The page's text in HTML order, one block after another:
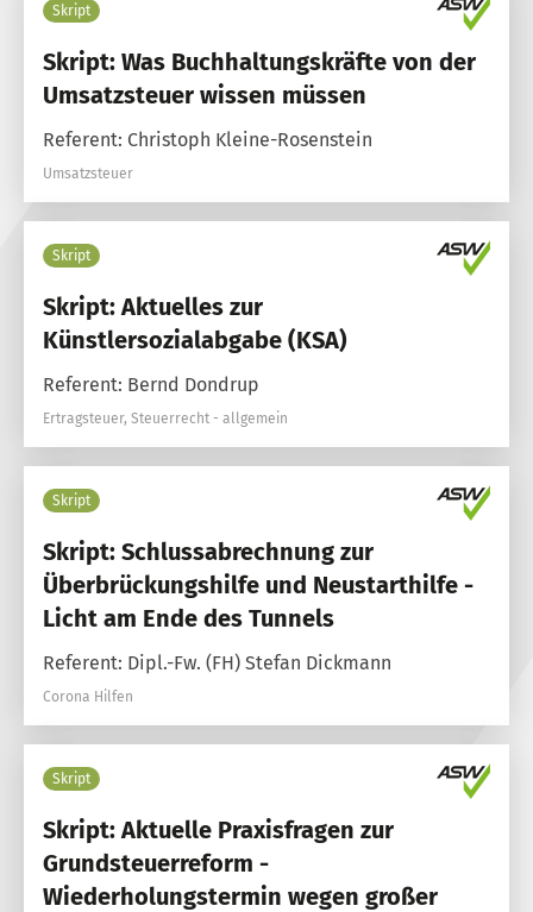
Skript
Skript: Was Buchhaltungskräfte von der
Umsatzsteuer wissen müssen
Referent: Christoph Kleine-Rosenstein
Umsatzsteuer
Skript
Skript: Aktuelles zur
Künstlersozialabgabe (KSA)
Referent: Bernd Dondrup
Ertragsteuer, Steuerrecht - allgemein
Skript
Skript: Schlussabrechnung zur
Überbrückungshilfe und Neustarthilfe -
Licht am Ende des Tunnels
Referent: Dipl.-Fw. (FH) Stefan Dickmann
Corona Hilfen
Skript
Skript: Aktuelle Praxisfragen zur
Grundsteuerreform -
Wiederholungstermin wegen großer